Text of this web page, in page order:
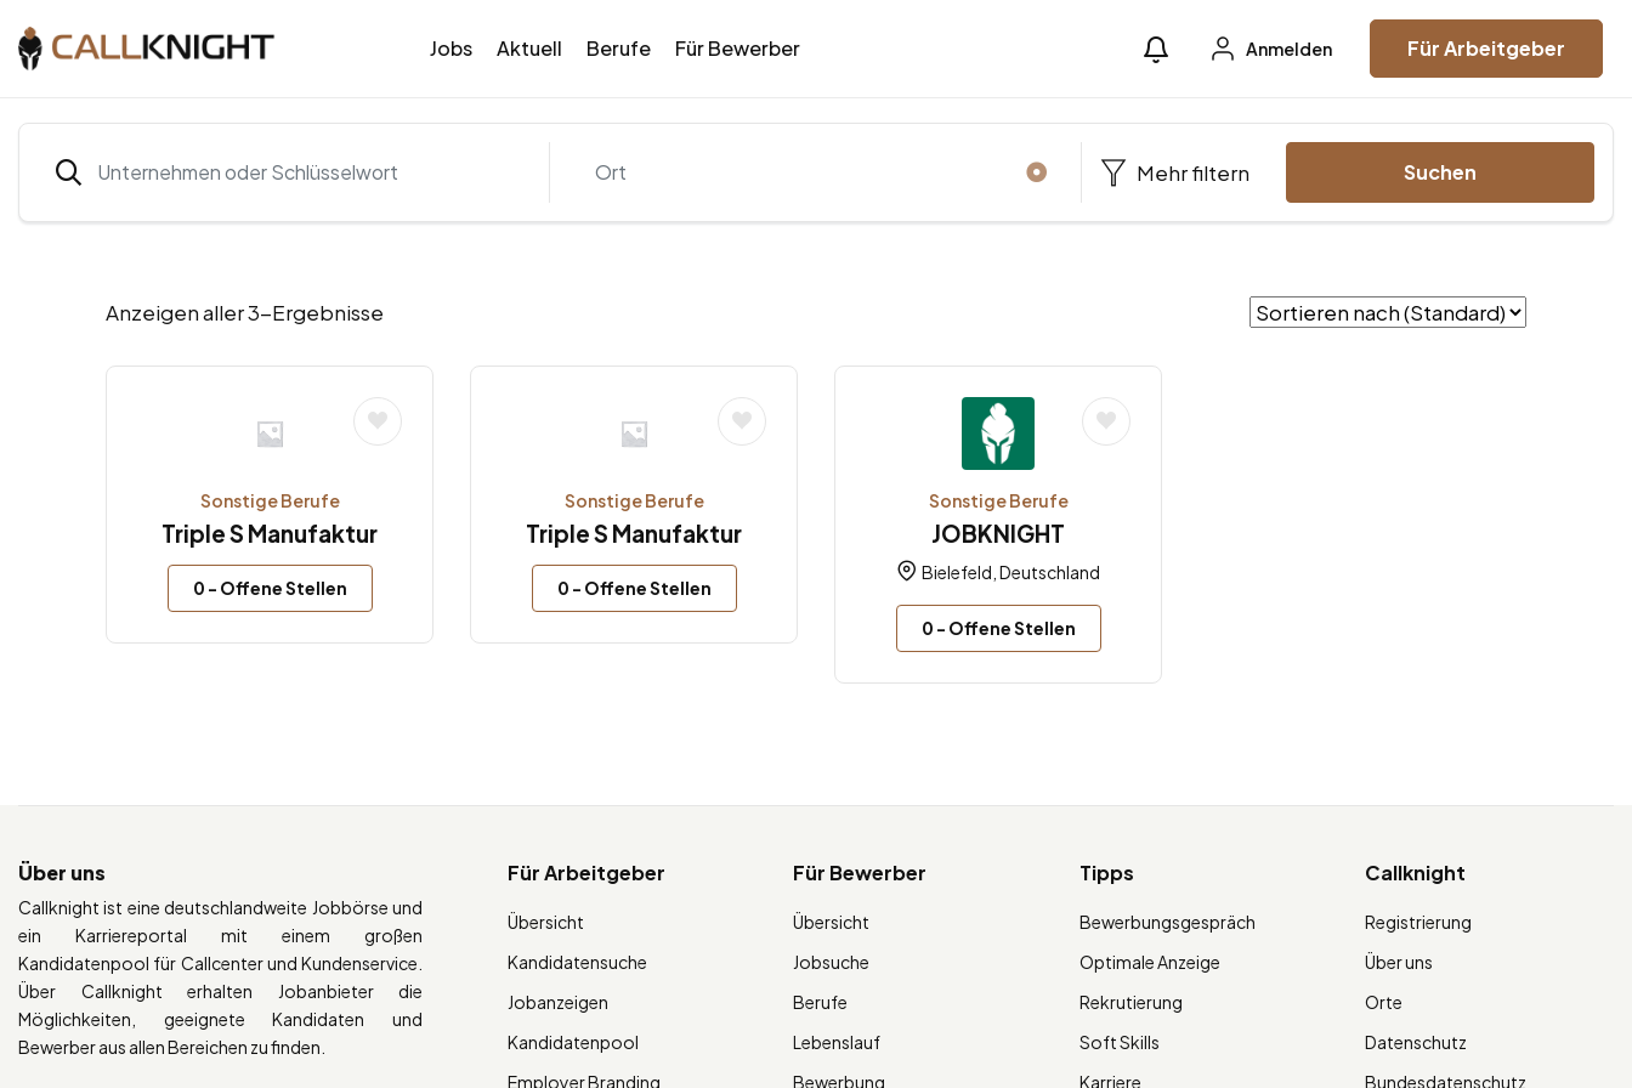
Jobs Aktuell Berufe Für Bewerber Anmelden Für Arbeitgeber
Mehr filtern Suchen
Anzeigen aller 3-Ergebnisse
Sonstige Berufe
Triple S Manufaktur
0 - Offene Stellen
Sonstige Berufe
Triple S Manufaktur
0 - Offene Stellen
Sonstige Berufe
JOBKNIGHT
Bielefeld, Deutschland
0 - Offene Stellen
Über uns
Callknight ist eine deutschlandweite Jobbörse und
ein Karriereportal mit einem großen
Kandidatenpool für Callcenter und Kundenservice.
Über Callknight erhalten Jobanbieter die
Möglichkeiten, geeignete Kandidaten und
Bewerber aus allen Bereichen zu finden.
Für Arbeitgeber
Übersicht
Kandidatensuche
Jobanzeigen
Kandidatenpool
Employer Branding
Für Bewerber
Übersicht
Jobsuche
Berufe
Lebenslauf
Bewerbung
Tipps
Bewerbungsgespräch
Optimale Anzeige
Rekrutierung
Soft Skills
Karriere
Callknight
Registrierung
Über uns
Orte
Datenschutz
Bundesdatenschutz